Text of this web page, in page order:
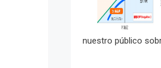
nuestro público